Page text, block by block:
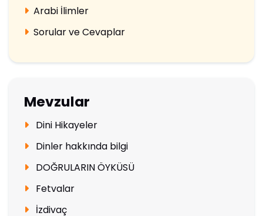
Arabi İlimler
Sorular ve Cevaplar
Mevzular
Dini Hikayeler
Dinler hakkında bilgi
DOĞRULARIN ÖYKÜSÜ
Fetvalar
İzdivaç